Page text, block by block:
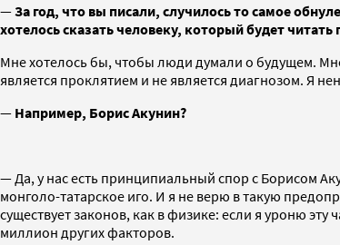
—За год, что вы писали, случилось то самое
хотелось сказать человеку, который будет
Мне хотелось бы, чтобы люди думали о будущем.
является проклятием и не является диагнозом. Я
— Например, Борис Акунин?
— Да, у нас есть принципиальный спор с Борисом
монголо-татарское иго. И я не верю в такую
существует законов, как в физике: если я уроню
миллион других факторов.